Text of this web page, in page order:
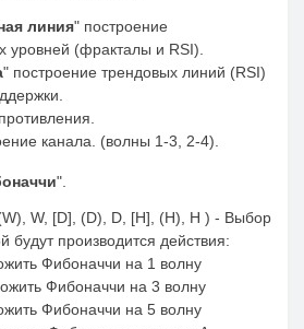
линия" построение
уровней (фракталы и RSI).
" построение трендовых линий (RSI)
канала. (волны 1-3, 2-4).
".
W, [D], (D), D, [H], (H), H ) - Выбор
будут производится действия:
Фибоначчи на 1 волну
Фибоначчи на 3 волну
Фибоначчи на 5 волну